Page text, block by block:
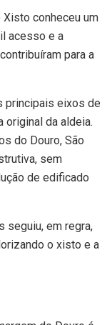
Xisto conheceu um
acesso e a
para a
principais eixos de
original da aldeia.
do Douro, São
sem
de edificado
seguiu, em regra,
o xisto e a